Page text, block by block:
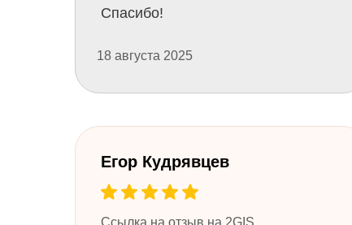
Спасибо!
Ссылка на отзыв на 2GIS
​Егор Кудрявцев
18 августа 2025